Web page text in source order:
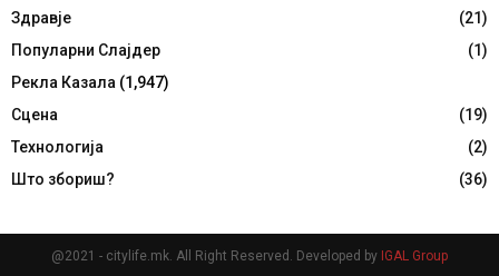
Здравје
(21)
Популарни Слајдер
(1)
Рекла Казала (1,947)
Сцена
(19)
Технологија
(2)
Што збориш?
(36)
@2021 - citylife.mk. All Right Reserved. Developed by IGAL Group